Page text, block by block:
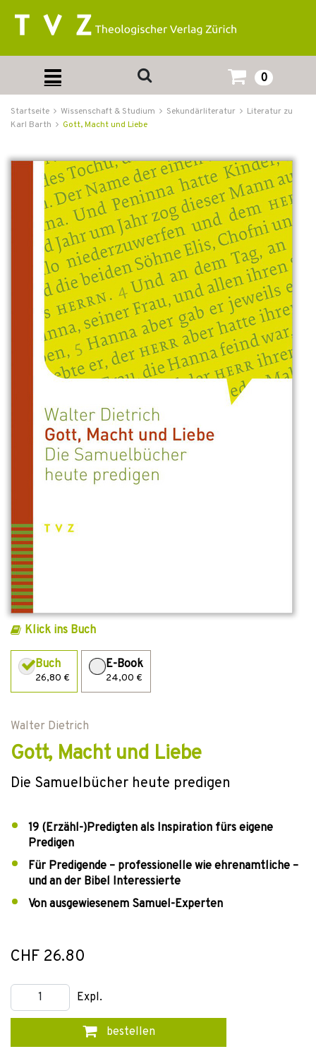
0
Startseite Wissenschaft & Studium Sekundärliteratur
Literatur zu
Karl Barth
Gott, Macht und Liebe
Klick ins Buch
Buch
26,80 €
E-Book
24,00 €
Walter Dietrich
Gott, Macht und Liebe
Die Samuelbücher heute predigen
19 (Erzähl-)Predigten als Inspiration fürs eigene
Predigen
Für Predigende – professionelle wie ehrenamtliche –
und an der Bibel Interessierte
Von ausgewiesenem Samuel-Experten
CHF 26.80
Expl.
bestellen